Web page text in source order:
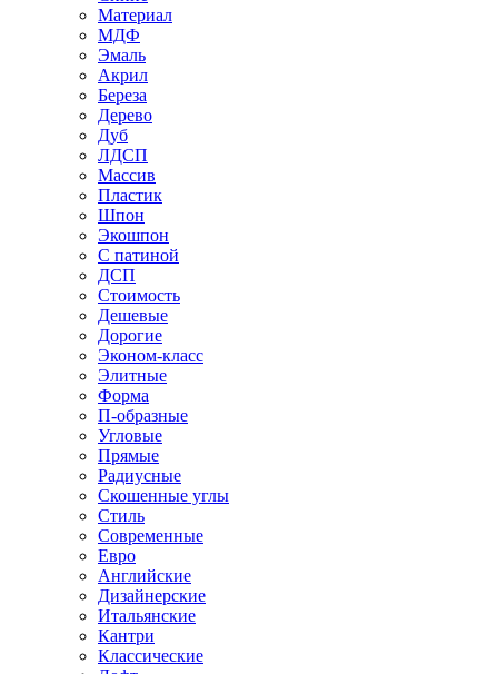
Материал
МДФ
Эмаль
Акрил
Береза
Дерево
Дуб
ЛДСП
Массив
Пластик
Шпон
Экошпон
С патиной
ДСП
Стоимость
Дешевые
Дорогие
Эконом-класс
Элитные
Форма
П-образные
Угловые
Прямые
Радиусные
Скошенные углы
Стиль
Современные
Евро
Английские
Дизайнерские
Итальянские
Кантри
Классические